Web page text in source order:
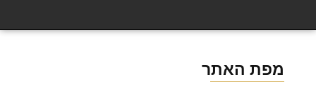
מפת האתר